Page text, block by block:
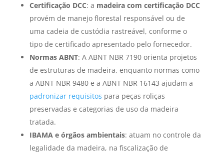
Certificação DCC: a madeira com certificação DCC
provém de manejo florestal responsável ou de
uma cadeia de custódia rastreável, conforme o
tipo de certificado apresentado pelo fornecedor.
Normas ABNT: A ABNT NBR 7190 orienta projetos
de estruturas de madeira, enquanto normas como
a ABNT NBR 9480 e a ABNT NBR 16143 ajudam a
padronizar requisitos para peças roliças
preservadas e categorias de uso da madeira
tratada.
IBAMA e órgãos ambientais: atuam no controle da
legalidade da madeira, na fiscalização de